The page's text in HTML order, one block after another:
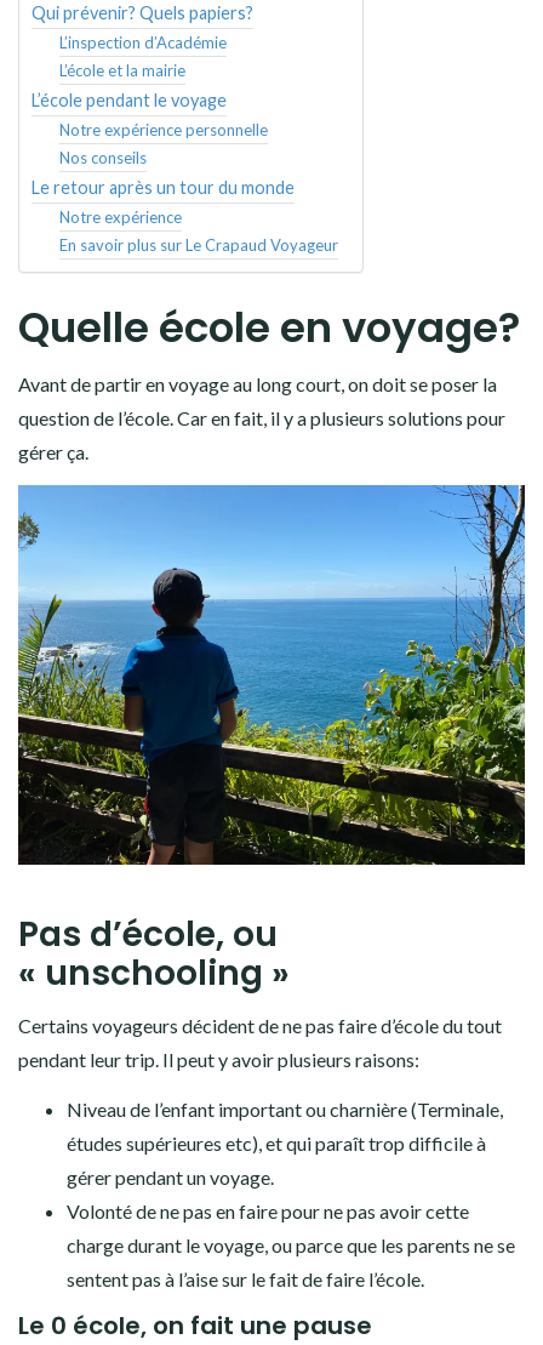
Qui prévenir? Quels papiers?
L’inspection d’Académie
L’école et la mairie
L’école pendant le voyage
Notre expérience personnelle
Nos conseils
Le retour après un tour du monde
Notre expérience
En savoir plus sur Le Crapaud Voyageur
Quelle école en voyage?
Avant de partir en voyage au long court, on doit se poser la
question de l’école. Car en fait, il y a plusieurs solutions pour
gérer ça.
Pas d’école, ou
« unschooling »
Certains voyageurs décident de ne pas faire d’école du tout
pendant leur trip. Il peut y avoir plusieurs raisons:
Niveau de l’enfant important ou charnière (Terminale,
études supérieures etc), et qui paraît trop difficile à
gérer pendant un voyage.
Volonté de ne pas en faire pour ne pas avoir cette
charge durant le voyage, ou parce que les parents ne se
sentent pas à l’aise sur le fait de faire l’école.
Le 0 école, on fait une pause